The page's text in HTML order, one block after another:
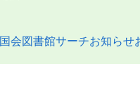
会図書館サーチお知らせ